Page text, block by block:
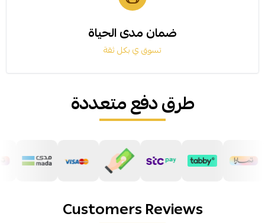
ضمان مدى الحياة
تسوق ي بكل ثقة
طرق دفع متعددة
Customers Reviews